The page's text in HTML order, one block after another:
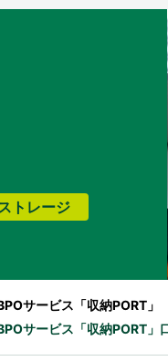
トレージ
サービス 「収納PORT」
サービス 「収納PORT」
IRライ
IRよく